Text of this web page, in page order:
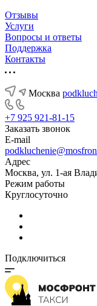
Отзывы
Услуги
Вопросы и ответы
Поддержка
Контакты
Москва
+7 925 921-81-15
Заказать звонок
E-mail
Адрес
Москва, ул. 1-ая
Режим работы
Круглосуточно
Подключиться